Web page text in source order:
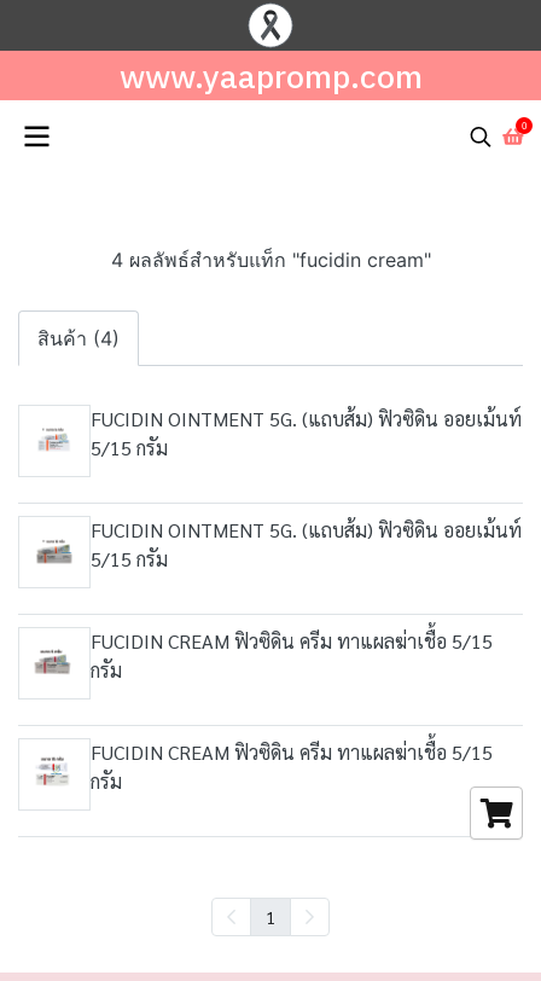
www.yaapromp.com
0
4 ผลลัพธ์สำหรับแท็ก "fucidin cream"
สินค้า (4)
FUCIDIN OINTMENT 5G. (แถบส้ม) ฟิวซิดิน ออยเม้นท์
5/15 กรัม
FUCIDIN OINTMENT 5G. (แถบส้ม) ฟิวซิดิน ออยเม้นท์
5/15 กรัม
FUCIDIN CREAM ฟิวซิดิน ครีม ทาแผลฆ่าเชื้อ 5/15
กรัม
FUCIDIN CREAM ฟิวซิดิน ครีม ทาแผลฆ่าเชื้อ 5/15
กรัม
1